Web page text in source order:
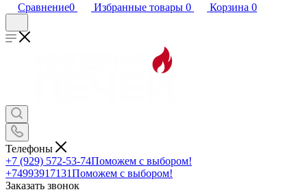
Сравнение0 Избранные товары 0 Корзина 0
Телефоны
+7 (929) 572-53-74Поможем с выбором!
+74993917131Поможем с выбором!
Заказать звонок